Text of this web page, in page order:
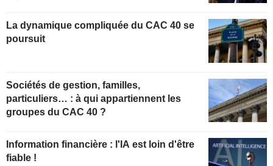
La dynamique compliquée du CAC 40 se
poursuit
Sociétés de gestion, familles,
particuliers… : à qui appartiennent les
groupes du CAC 40 ?
Information financière : l'IA est loin d'être
fiable !